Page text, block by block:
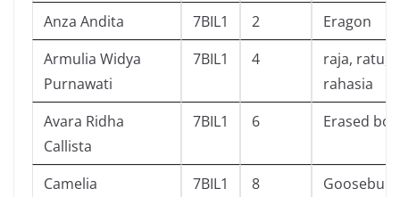
Anza Andita 7BIL1 2
Eragon
Armulia Widya
Purnawati
7BIL1 4
raja, ratu,
rahasia
Avara Ridha
Callista
7BIL1 6 Erased
Camelia
7BIL1 8